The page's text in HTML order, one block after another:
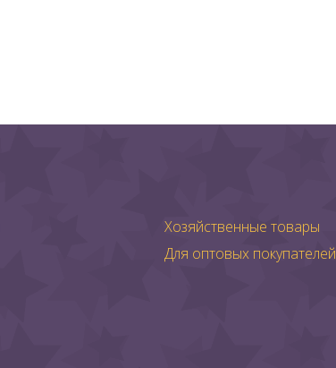
Хозяйственные товары
Для оптовых покупателей